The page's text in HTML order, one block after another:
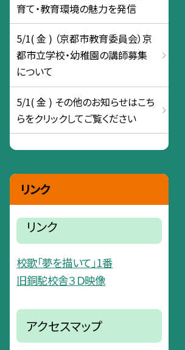
育て・教育環境の魅力を発信
5/1( 金 ) （京都市教育委員会）京
都市立学校・幼稚園の講師募集
について
5/1( 金 ) その他のお知らせはこち
らをクリックしてご覧ください
リンク
リンク
校歌「夢を描いて」1番
旧銅駝校舎３Ｄ映像
アクセスマップ